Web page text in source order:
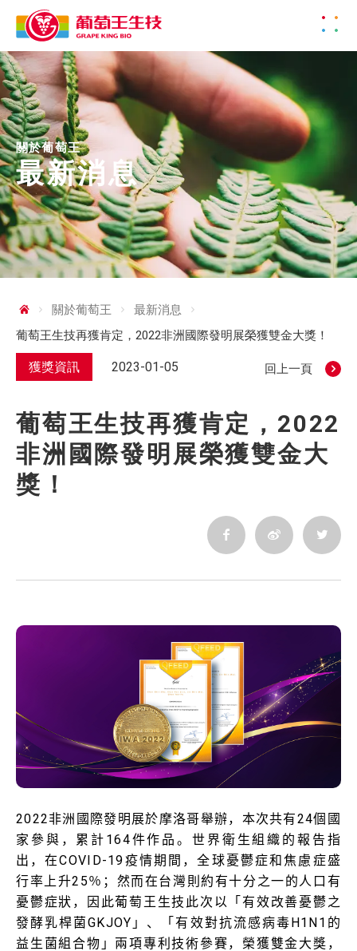
關於葡萄王
最新消息
關於葡萄王
最新消息
葡萄王生技再獲肯定，2022非洲國際發明展榮獲雙金大獎！
獲獎資訊 2023-01-05 回上一頁
葡萄王生技再獲肯定，2022
非洲國際發明展榮獲雙金大
獎！
2022非洲國際發明展於摩洛哥舉辦，本次共有24個國
家參與，累計 164件作品。世界衛生組織的報告指
出，在COVID-19疫情期間，全球憂鬱症和焦慮症盛
行率上升25％；然而在台灣則約有十分之一的人口有
憂鬱症狀，因此葡萄王生技此次以「有效改善憂鬱之
發酵乳桿菌GKJOY 」、「有效對抗流感病毒H1N1 的
益生菌組合物」兩項專利技術參賽，榮獲雙金大獎，